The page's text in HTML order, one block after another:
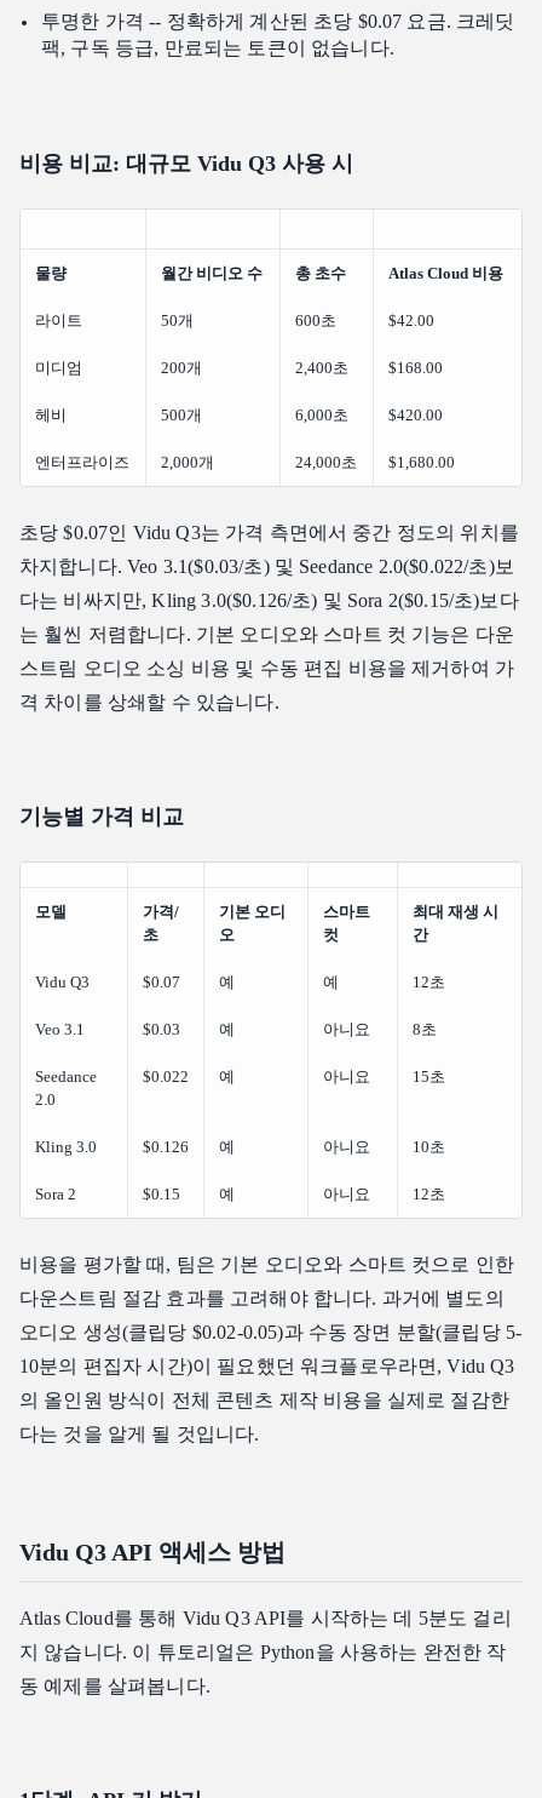
투명한 가격 -- 정확하게 계산된 초당 $0.07 요금. 크레딧
팩, 구독 등급, 만료되는 토큰이 없습니다.
비용 비교: 대규모 Vidu Q3 사용 시
물량 월간 비디오 수 총 초수 Atlas Cloud 비용
라이트 50개 600초 $42.00
미디엄 200개 2,400초 $168.00
헤비 500개 6,000초 $420.00
엔터프라이즈 2,000개 24,000초 $1,680.00
초당 $0.07인 Vidu Q3는 가격 측면에서 중간 정도의 위치를
차지합니다. Veo 3.1($0.03/초) 및 Seedance 2.0($0.022/초)보
다는 비싸지만, Kling 3.0($0.126/초) 및 Sora 2($0.15/초)보다
는 훨씬 저렴합니다. 기본 오디오와 스마트 컷 기능은 다운
스트림 오디오 소싱 비용 및 수동 편집 비용을 제거하여 가
격 차이를 상쇄할 수 있습니다.
기능별 가격 비교
모델
가격/
초
기본 오디
오
스마트
컷
최대 재생 시
간
Vidu Q3 $0.07 예 예 12초
Veo 3.1 $0.03 예 아니요 8초
Seedance
2.0
$0.022 예 아니요 15초
Kling 3.0 $0.126 예 아니요 10초
Sora 2 $0.15 예 아니요 12초
비용을 평가할 때, 팀은 기본 오디오와 스마트 컷으로 인한
다운스트림 절감 효과를 고려해야 합니다. 과거에 별도의
오디오 생성(클립당 $0.02-0.05)과 수동 장면 분할(클립당 5-
10분의 편집자 시간)이 필요했던 워크플로우라면, Vidu Q3
의 올인원 방식이 전체 콘텐츠 제작 비용을 실제로 절감한
다는 것을 알게 될 것입니다.
Vidu Q3 API 액세스 방법
Atlas Cloud를 통해 Vidu Q3 API를 시작하는 데 5분도 걸리
지 않습니다. 이 튜토리얼은 Python을 사용하는 완전한 작
동 예제를 살펴봅니다.